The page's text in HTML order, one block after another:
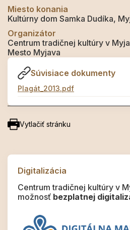
Miesto konania
Kultúrny dom Samka Dudíka,
Organizátor
Centrum tradičnej kultúry v
Mesto Myjava
Súvisiace dokumenty
Plagát_2013.pdf
Vytlačiť stránku
Digitalizácia
Centrum tradičnej kultúry v
možnosť bezplatnej